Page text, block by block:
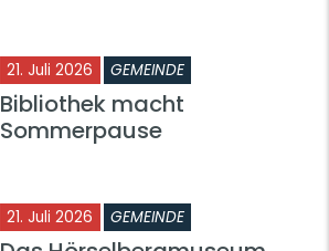
21. Juli 2026 GEMEINDE
Bibliothek macht
Sommerpause
21. Juli 2026 GEMEINDE